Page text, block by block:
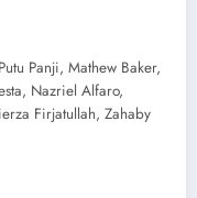
Panji, Mathew Baker,
Nazriel Alfaro,
Firjatullah, Zahaby